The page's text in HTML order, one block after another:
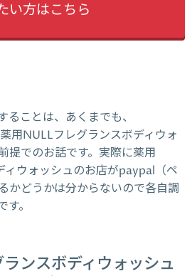
い方はこちら
ることは、あくまでも、
用NULLフレグランスボディウォ
提でのお話です。実際に薬用
ィウォッシュのお店がpaypal（ペ
かどうかは分からないので各自調
。
ンスボディウォッシュ